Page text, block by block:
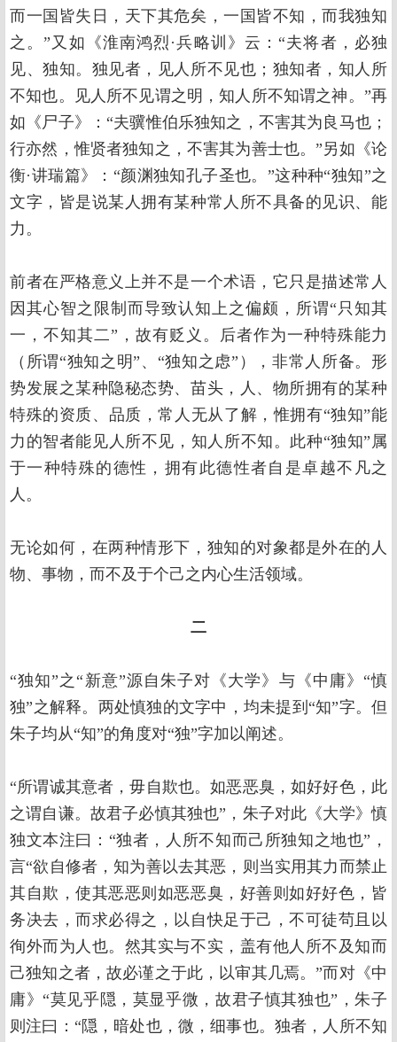
而一国皆失日，天下其危矣，一国皆不知，而我独知
之。”又如《淮南鸿烈·兵略训》云：“夫将者，必独
见、独知。独见者，见人所不见也；独知者，知人所
不知也。见人所不见谓之明，知人所不知谓之神。”再
如《尸子》：“夫骥惟伯乐独知之，不害其为良马也；
行亦然，惟贤者独知之，不害其为善士也。”另如《论
衡·讲瑞篇》：“颜渊独知孔子圣也。”这种种“独知”之
文字，皆是说某人拥有某种常人所不具备的见识、能
力。
前者在严格意义上并不是一个术语，它只是描述常人
因其心智之限制而导致认知上之偏颇，所谓“只知其
一，不知其二”，故有贬义。后者作为一种特殊能力
（所谓“独知之明”、“独知之虑”），非常人所备。形
势发展之某种隐秘态势、苗头，人、物所拥有的某种
特殊的资质、品质，常人无从了解，惟拥有“独知”能
力的智者能见人所不见，知人所不知。此种“独知”属
于一种特殊的德性，拥有此德性者自是卓越不凡之
人。
无论如何，在两种情形下，独知的对象都是外在的人
物、事物，而不及于个己之内心生活领域。
二
“独知”之“新意”源自朱子对《大学》与《中庸》“慎
独”之解释。两处慎独的文字中，均未提到“知”字。但
朱子均从“知”的角度对“独”字加以阐述。
“所谓诚其意者，毋自欺也。如恶恶臭，如好好色，此
之谓自谦。故君子必慎其独也”，朱子对此《大学》慎
独文本注曰：“独者，人所不知而己所独知之地也”，
言“欲自修者，知为善以去其恶，则当实用其力而禁止
其自欺，使其恶恶则如恶恶臭，好善则如好好色，皆
务决去，而求必得之，以自快足于己，不可徒茍且以
徇外而为人也。然其实与不实，盖有他人所不及知而
己独知之者，故必谨之于此，以审其几焉。”而对《中
庸》“莫见乎隠，莫显乎微，故君子慎其独也”，朱子
则注曰：“隠，暗处也，微，细事也。独者，人所不知